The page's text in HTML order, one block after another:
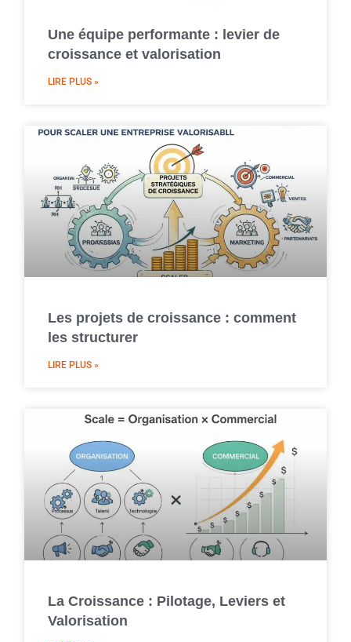
Une équipe performante : levier de
croissance et valorisation
LIRE PLUS »
Les projets de croissance : comment
les structurer
LIRE PLUS »
La Croissance : Pilotage, Leviers et
Valorisation